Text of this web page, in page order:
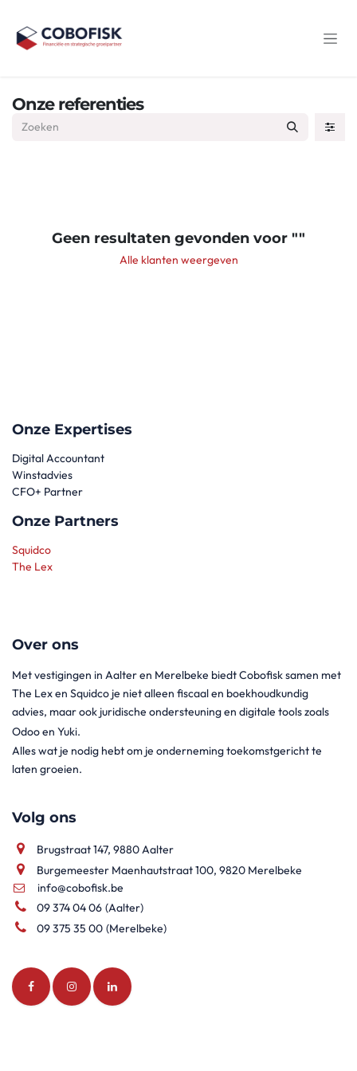
Onze referenties
Geen resultaten gevonden voor ""
Alle klanten weergeven
Onze Expertises
Digital Accountant
Winstadvies
CFO+ Partner
Onze Partners
Squidco
The Lex
Over ons
Met vestigingen in Aalter en Merelbeke biedt Cobofisk samen met
The Lex en Squidco je niet alleen fiscaal en boekhoudkundig
advies, maar ook juridische ondersteuning en digitale tools zoals
Odoo en Yuki.
Alles wat je nodig hebt om je onderneming toekomstgericht te
laten groeien.
Volg ons
Brugstraat 147, 9880 Aalter
Burgemeester Maenhautstraat 100, 9820 Merelbeke
info@cobofisk.be
09 374 04 06 (Aalter)
09 375 35 00 (Merelbeke)